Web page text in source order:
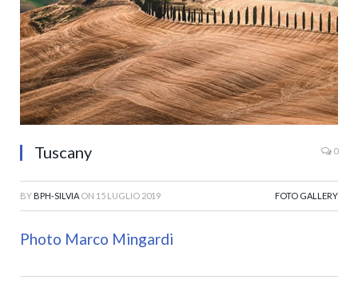
Tuscany 0
BY BPH-SILVIA ON 15 LUGLIO 2019 FOTO GALLERY
Photo Marco Mingardi